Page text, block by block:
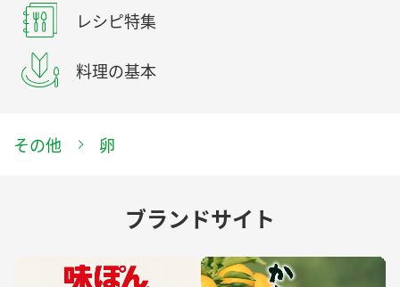
レシピ特集
料理の基本
その他 卵
ブランドサイト